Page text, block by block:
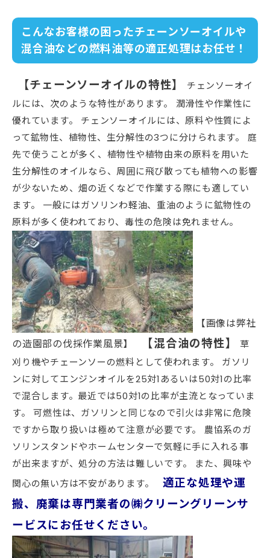
こんなお客様の困ったチェーンソーオイルや
混合油などの燃料油等の適正処理はお任せ！
【チェーンソーオイルの特性】
チェンソーオイ
ルには、次のような特性があります。 潤滑性や作業性に
優れています。 チェンソーオイルには、原料や性質によ
って鉱物性、植物性、生分解性の3つに分けられます。 庭
先で使うことが多く、植物性や植物由来の原料を用いた
生分解性のオイルなら、周囲に飛び散っても植物への影響
が少ないため、畑の近くなどで作業する際にも適してい
ます。 一般にはガソリンわ軽油、重油のように鉱物性の
原料が多く使われており、毒性の危険は免れません。
【画像は弊社
の造園部の伐採作業風景】
【混合油の特性】
草
刈り機やチェーンソーの燃料として使われます。 ガソリ
ンに対してエンジンオイルを25対1あるいは50対1の比率
で混合します。最近では50対1の比率が主流となっていま
す。 可燃性は、ガソリンと同じなので引火は非常に危険
ですから取り扱いは極めて注意が必要です。 農協系のガ
ソリンスタンドやホームセンターで気軽に手に入れる事
が出来ますが、処分の方法は難しいです。 また、興味や
関心の無い方は不安があります。 適正な処理や運
搬、廃棄は専門業者の㈱クリーングリーンサ
ービスにお任せください。